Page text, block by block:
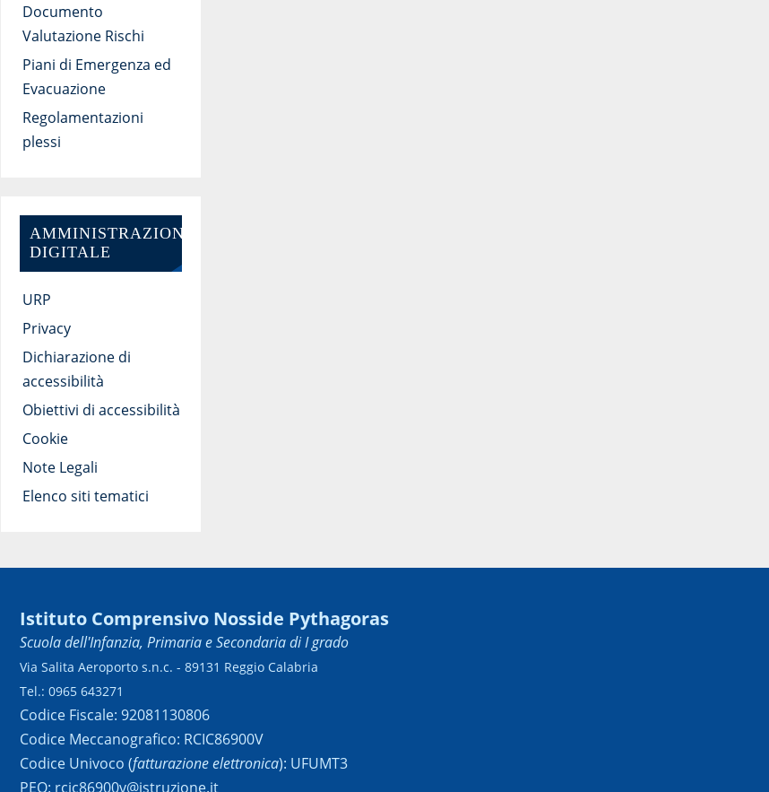
Documento
Valutazione Rischi
Piani di Emergenza ed
Evacuazione
Regolamentazioni
plessi
AMMINISTRAZIONE
DIGITALE
URP
Privacy
Dichiarazione di
accessibilità
Obiettivi di accessibilità
Cookie
Note Legali
Elenco siti tematici
Istituto Comprensivo Nosside Pythagoras
Scuola dell'Infanzia, Primaria e Secondaria di I grado
Via Salita Aeroporto s.n.c. - 89131 Reggio Calabria
Tel.: 0965 643271
Codice Fiscale: 92081130806
Codice Meccanografico: RCIC86900V
Codice Univoco (fatturazione elettronica): UFUMT3
PEO: rcic86900v@istruzione.it